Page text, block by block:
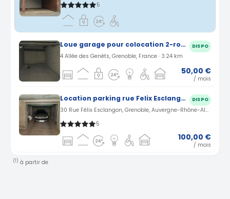
5
Loue garage pour colocation 2-roues - Parking Box fermé 15m² Grenoble Allée des Genêts (38) DISPO
4 Allée des Genêts, Grenoble, France · 3.24 km
50,00 €
/ mois
Location parking rue Felix Esclangon à Grenoble (38) DISPO
30 Rue Félix Esclangon, Grenoble, Auvergne-Rhône-Alpes, France · 3.63 km
5
100,00 €
/ mois
(1) à partir de